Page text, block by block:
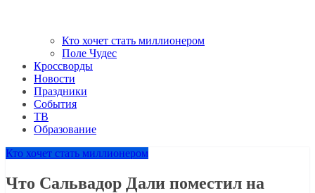
Кто хочет стать миллионером
Поле Чудес
Кроссворды
Новости
Праздники
События
ТВ
Образование
Кто хочет стать миллионером
Что Сальвадор Дали поместил на